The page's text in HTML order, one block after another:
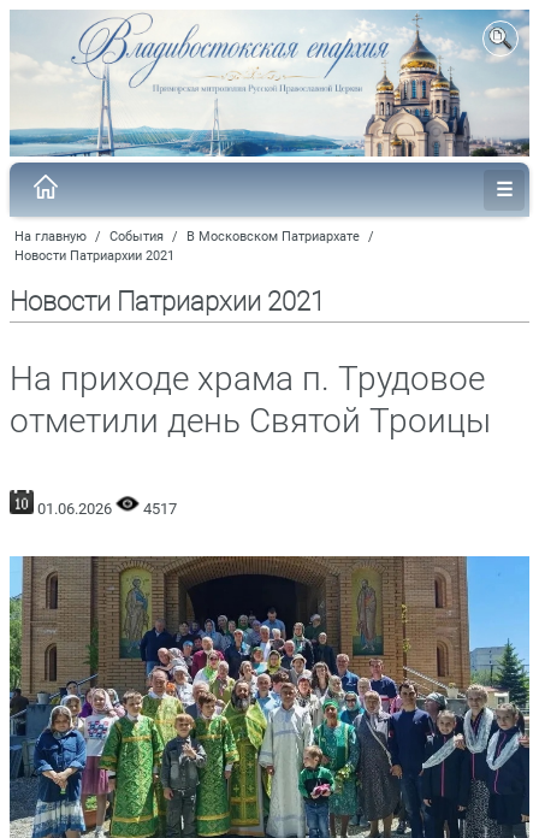
На главную / События / В Московском Патриархате /
Новости Патриархии 2021
Новости Патриархии 2021
На приходе храма п. Трудовое
отметили день Святой Троицы
01.06.2026 4517